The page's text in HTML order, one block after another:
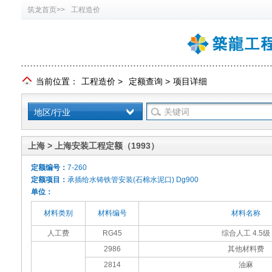
筑龙首页>> 工程造价
当前位置： 工程造价 > 定额查询 > 项目详细
地区/行业
上海 > 上海安装工程定额（1993）
定额编号： 7-260
定额项目： 承插给水铸铁管安装(石棉水泥口) Dg900
单位：
材料类别 材料编号 材料名称
人工费 RG45
综合人工 4.5级
2986
其他材料费
2814
油麻